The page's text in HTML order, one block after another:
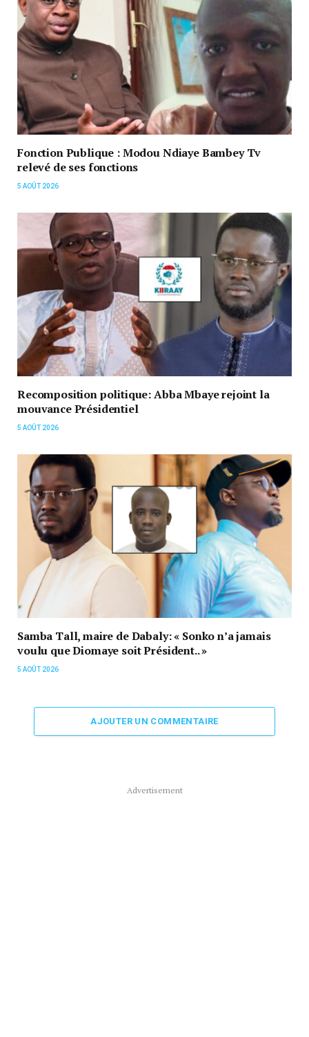
Fonction Publique : Modou Ndiaye Bambey Tv
relevé de ses fonctions
5 AOÛT 2026
Recomposition politique: Abba Mbaye rejoint la
mouvance Présidentiel
5 AOÛT 2026
Samba Tall, maire de Dabaly: « Sonko n’a jamais
voulu que Diomaye soit Président.. »
5 AOÛT 2026
AJOUTER UN COMMENTAIRE
Advertisement